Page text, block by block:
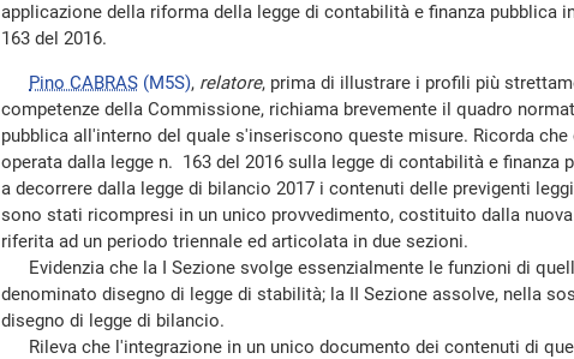
applicazione della riforma della legge di contabilità e finanza pubblica
163 del 2016.
Pino CABRAS (M5S), relatore, prima di illustrare i profili più
competenze della Commissione, richiama brevemente il quadro
pubblica all'interno del quale s'inseriscono queste misure. Ricorda
operata dalla legge n. 163 del 2016 sulla legge di contabilità e finanza
a decorrere dalla legge di bilancio 2017 i contenuti delle previgenti
sono stati ricompresi in un unico provvedimento, costituito dalla
riferita ad un periodo triennale ed articolata in due sezioni.
Evidenzia che la I Sezione svolge essenzialmente le funzioni di
denominato disegno di legge di stabilità; la II Sezione assolve, nella
disegno di legge di bilancio.
Rileva che l'integrazione in un unico documento dei contenuti di